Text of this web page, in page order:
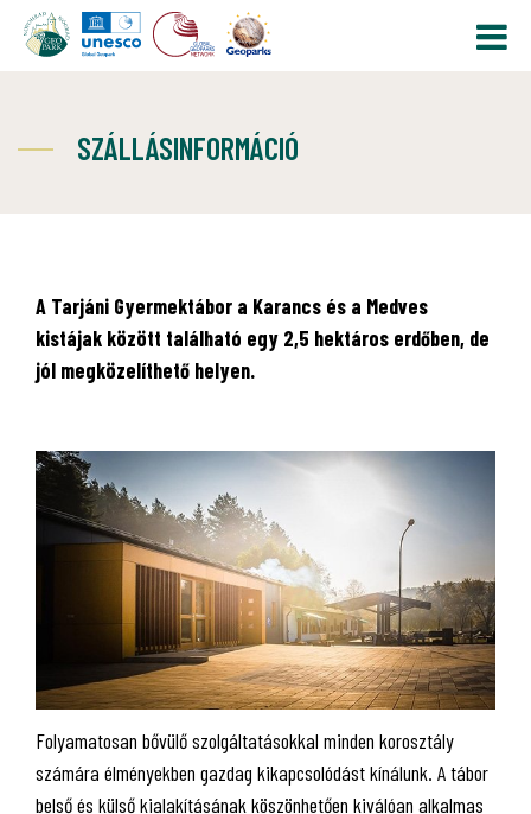
SZÁLLÁSINFORMÁCIÓ
A Tarjáni Gyermektábor a Karancs és a Medves
kistájak között található egy 2,5 hektáros erdőben, de
jól megközelíthető helyen.
Folyamatosan bővülő szolgáltatásokkal minden korosztály
számára élményekben gazdag kikapcsolódást kínálunk. A tábor
belső és külső kialakításának köszönhetően kiválóan alkalmas